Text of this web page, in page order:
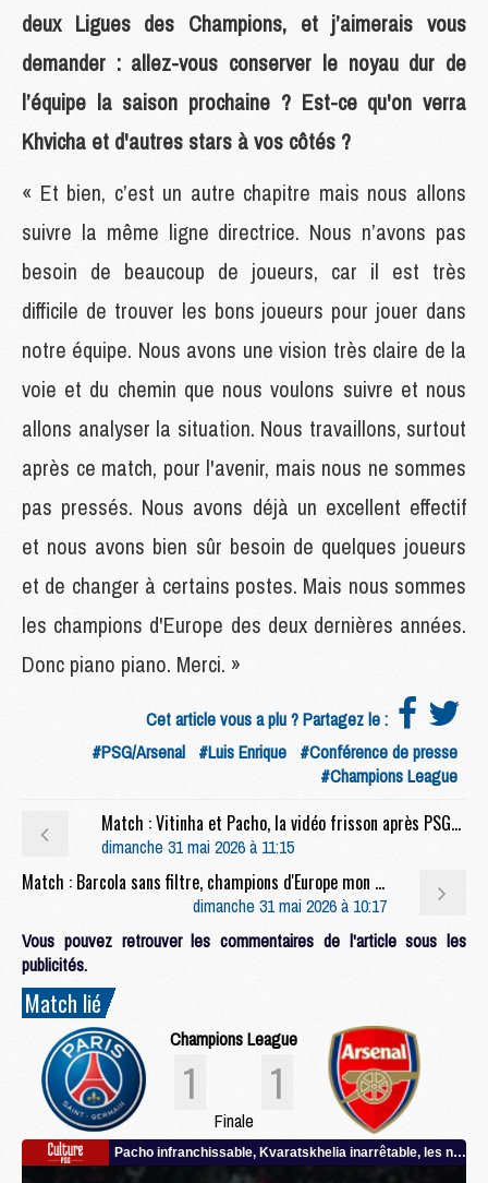
deux Ligues des Champions, et j’aimerais vous
demander : allez-vous conserver le noyau dur de
l’équipe la saison prochaine ? Est-ce qu'on verra
Khvicha et d'autres stars à vos côtés ?
« Et bien, c’est un autre chapitre mais nous allons
suivre la même ligne directrice. Nous n’avons pas
besoin de beaucoup de joueurs, car il est très
difficile de trouver les bons joueurs pour jouer dans
notre équipe. Nous avons une vision très claire de la
voie et du chemin que nous voulons suivre et nous
allons analyser la situation. Nous travaillons, surtout
après ce match, pour l'avenir, mais nous ne sommes
pas pressés. Nous avons déjà un excellent effectif
et nous avons bien sûr besoin de quelques joueurs
et de changer à certains postes. Mais nous sommes
les champions d'Europe des deux dernières années.
Donc piano piano. Merci. »
Cet article vous a plu ? Partagez le :
#PSG/Arsenal #Luis Enrique #Conférence de presse
#Champions League
Match : Vitinha et Pacho, la vidéo frisson après PSG/Arsenal
dimanche 31 mai 2026 à 11:15
Match : Barcola sans filtre, champions d'Europe mon frère, etc, les réactions des joueurs du PSG
dimanche 31 mai 2026 à 10:17
Vous pouvez retrouver les commentaires de l'article sous les
publicités.
Match lié
Champions League
1 1
Finale